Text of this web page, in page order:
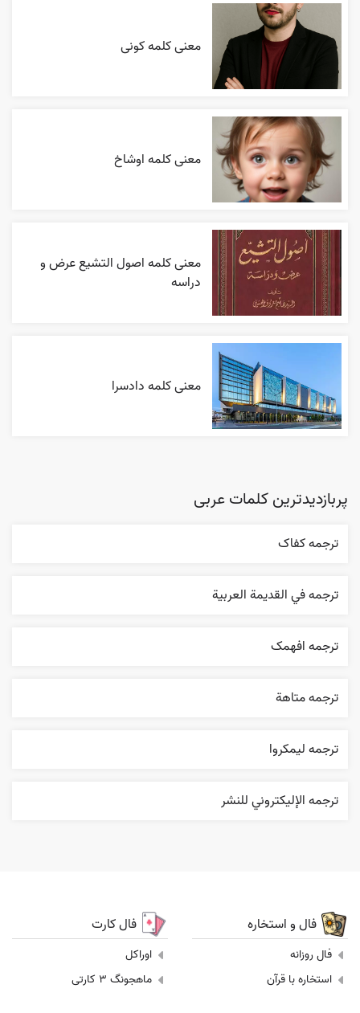
معنی کلمه کونی
معنی کلمه اوشاخ
معنی کلمه اصول التشیع عرض و
دراسه
معنی کلمه دادسرا
پربازدیدترین کلمات عربی
ترجمه کفاک
ترجمه في القديمة العربية
ترجمه افهمک
ترجمه متاهة
ترجمه ليمکروا
ترجمه الإليکتروني للنشر
فال و استخاره
فال روزانه
استخاره با قرآن
فال کارت
اوراکل
ماهجونگ 3 کارتی